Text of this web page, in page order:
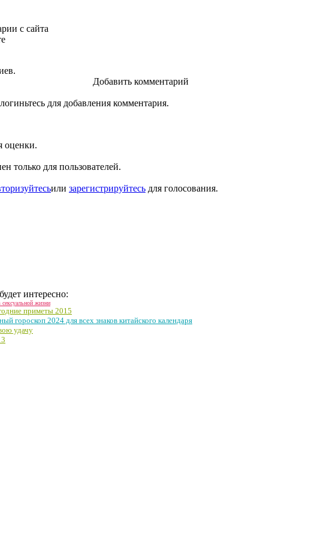
с сайта
Добавить комментарий
для добавления комментария.
оценки.
только для пользователей.
или зарегистрируйтесь для голосования.
интересно:
жизни
приметы 2015
гороскоп 2024 для всех знаков китайского календаря
удачу